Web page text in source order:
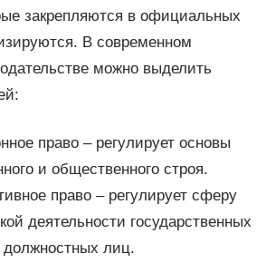
закрепляются в официальных
В современном
можно выделить
право – регулирует основы
и общественного строя.
право – регулирует сферу
деятельности государственных
должностных лиц.